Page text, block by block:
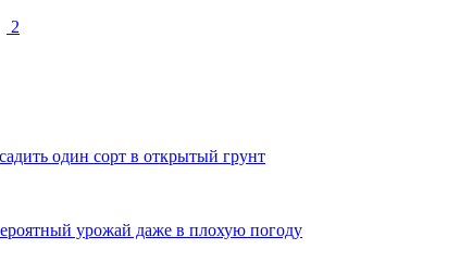
2
один сорт в открытый грунт
урожай даже в плохую погоду